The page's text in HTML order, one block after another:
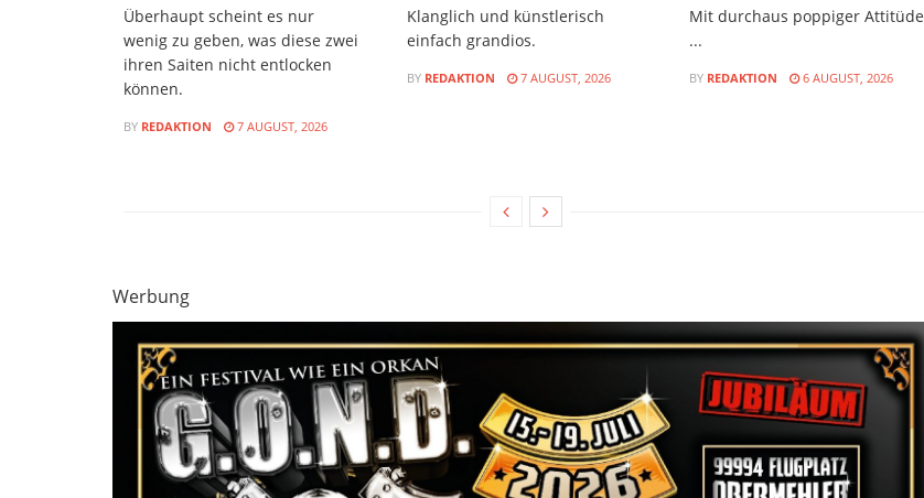
Überhaupt scheint es nur
wenig zu geben, was diese zwei
ihren Saiten nicht entlocken
können.
BY REDAKTION 7 AUGUST, 2026
Klanglich und künstlerisch
einfach grandios.
BY REDAKTION 7 AUGUST, 2026
Mit durchaus poppiger Attitüde
...
BY REDAKTION 6 AUGUST, 2026
Werbung